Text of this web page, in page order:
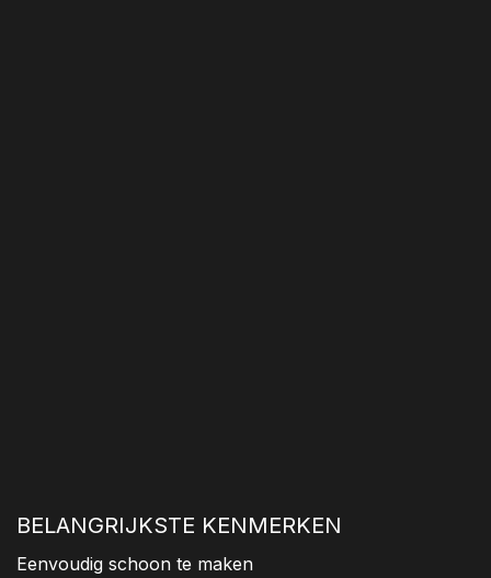
BELANGRIJKSTE KENMERKEN
Eenvoudig schoon te maken